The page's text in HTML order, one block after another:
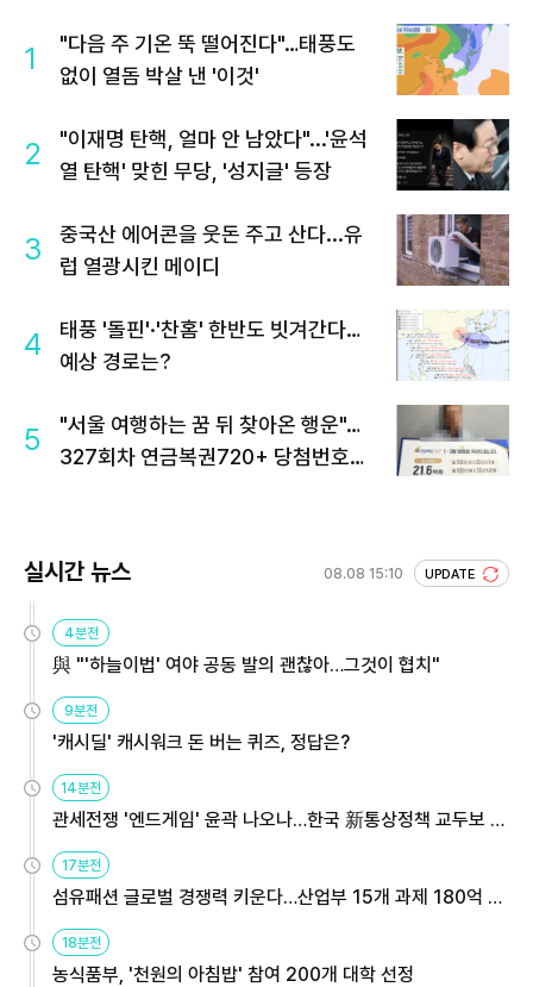
1
"다음 주 기온 뚝 떨어진다"…태풍도
없이 열돔 박살 낸 '이것'
2
"이재명 탄핵, 얼마 안 남았다"...'윤석
열 탄핵' 맞힌 무당, '성지글' 등장
3
중국산 에어콘을 웃돈 주고 산다...유
럽 열광시킨 메이디
4
태풍 '돌핀'·'찬홈' 한반도 빗겨간다…
예상 경로는?
5
"서울 여행하는 꿈 뒤 찾아온 행운"…
327회차 연금복권720+ 당첨번호조
실시간 뉴스 08.08 15:10 UPDATE
4분전
與 "'하늘이법' 여야 공동 발의 괜찮아…그것이 협치"
9분전
'캐시딜' 캐시워크 돈 버는 퀴즈, 정답은?
14분전
관세전쟁 '엔드게임' 윤곽 나오나…한국 新통상정책 교두보 활
용해야
17분전
섬유패션 글로벌 경쟁력 키운다…산업부 15개 과제 180억 지
원
18분전
농식품부, '천원의 아침밥' 참여 200개 대학 선정